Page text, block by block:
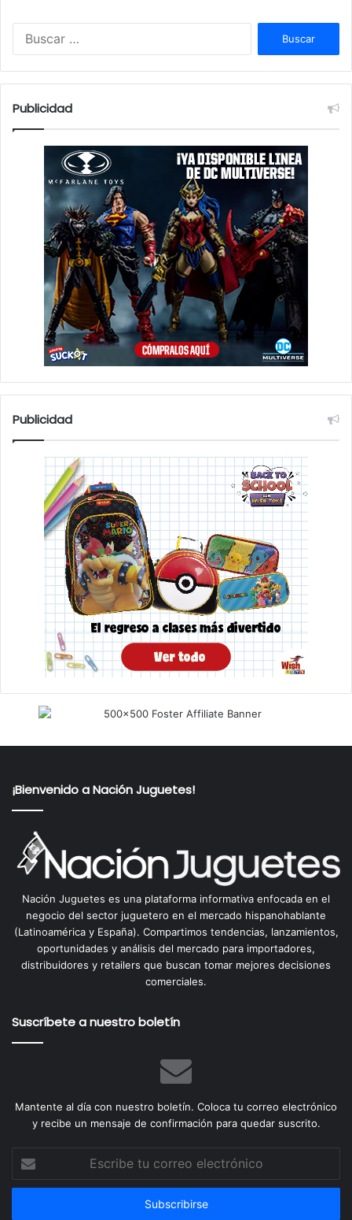
:
Publicidad
Publicidad
¡Bienvenido a Nación Juguetes!
Nación Juguetes es una plataforma informativa enfocada en el
negocio del sector juguetero en el mercado hispanohablante
(Latinoamérica y España). Compartimos tendencias, lanzamientos,
oportunidades y análisis del mercado para importadores,
distribuidores y retailers que buscan tomar mejores decisiones
comerciales.
Suscríbete a nuestro boletín
Mantente al día con nuestro boletín. Coloca tu correo electrónico
y recibe un mensaje de confirmación para quedar suscrito.
tu
correo